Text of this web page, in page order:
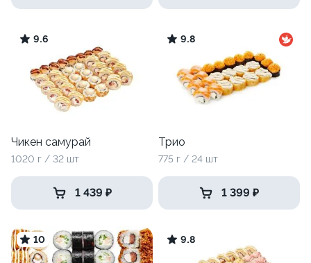
9.6
Чикен самурай
1020 г / 32 шт
1 439 ₽
9.8
Трио
775 г / 24 шт
1 399 ₽
10 9.8